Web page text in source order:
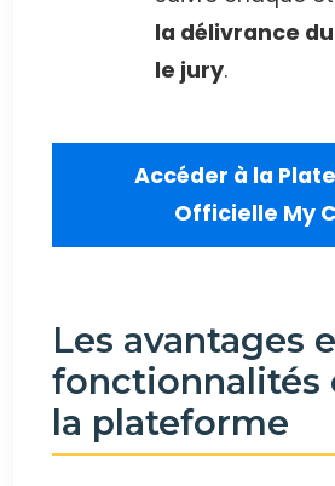
la délivrance
le jury.
Accéder à la
Officielle My
Les avantages
fonctionnalités
la plateforme